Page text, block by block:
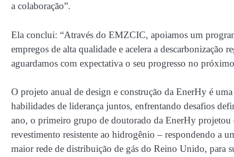
a colaboração”.
Ela conclui: “Através do EMZCIC, apoiamos um
empregos de alta qualidade e acelera a descarbonização
aguardamos com expectativa o seu progresso no
O projeto anual de design e construção da EnerHy é
habilidades de liderança juntos, enfrentando desafios
ano, o primeiro grupo de doutorado da EnerHy
revestimento resistente ao hidrogênio – respondendo a
maior rede de distribuição de gás do Reino Unido, para